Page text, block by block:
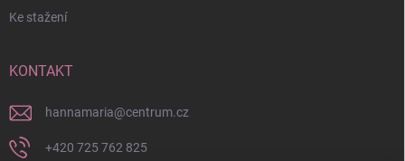
Ke stažení
KONTAKT
hannamaria@centrum.cz
+420 725 762 825